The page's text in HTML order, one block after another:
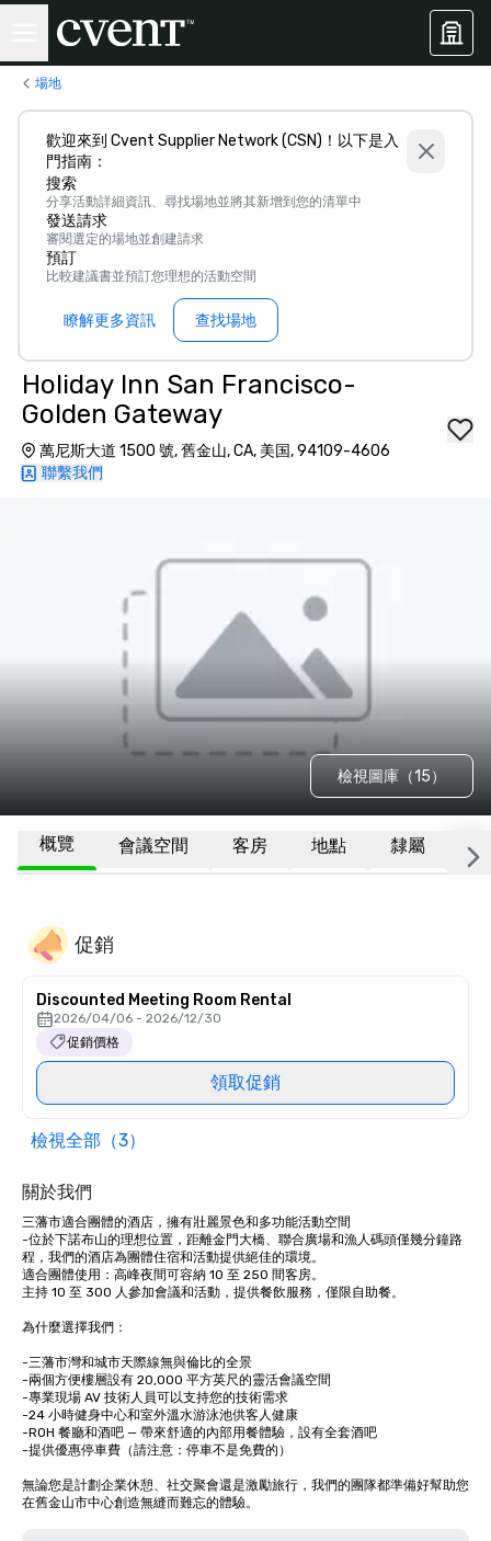
場地
歡迎來到 Cvent Supplier Network (CSN)！以下是入
門指南：
搜索
分享活動詳細資訊、尋找場地並將其新增到您的清單中
發送請求
審閱選定的場地並創建請求
預訂
比較建議書並預訂您理想的活動空間
瞭解更多資訊 查找場地
Holiday Inn San Francisco-
Golden Gateway
萬尼斯大道 1500 號, 舊金山, CA, 美国, 94109-4606
聯繫我們
檢視圖庫（15）
概覽 會議空間 客房 地點 隸屬 更
促銷
Discounted Meeting Room Rental
2026/04/06 - 2026/12/30
促銷價格
領取促銷
檢視全部（3）
關於我們
三藩市適合團體的酒店，擁有壯麗景色和多功能活動空間
-位於下諾布山的理想位置，距離金門大橋、聯合廣場和漁人碼頭僅幾分鐘路
程，我們的酒店為團體住宿和活動提供絕佳的環境。
適合團體使用：高峰夜間可容納 10 至 250 間客房。
主持 10 至 300 人參加會議和活動，提供餐飲服務，僅限自助餐。
為什麼選擇我們：
-三藩市灣和城市天際線無與倫比的全景
-兩個方便樓層設有 20,000 平方英尺的靈活會議空間
-專業現場 AV 技術人員可以支持您的技術需求
-24 小時健身中心和室外溫水游泳池供客人健康
-ROH 餐廳和酒吧 — 帶來舒適的內部用餐體驗，設有全套酒吧
-提供優惠停車費（請注意：停車不是免費的）
無論您是計劃企業休憩、社交聚會還是激勵旅行，我們的團隊都準備好幫助您
在舊金山市中心創造無縫而難忘的體驗。